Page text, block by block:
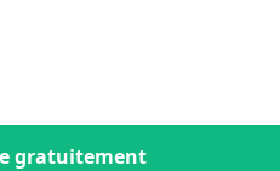
gratuitement